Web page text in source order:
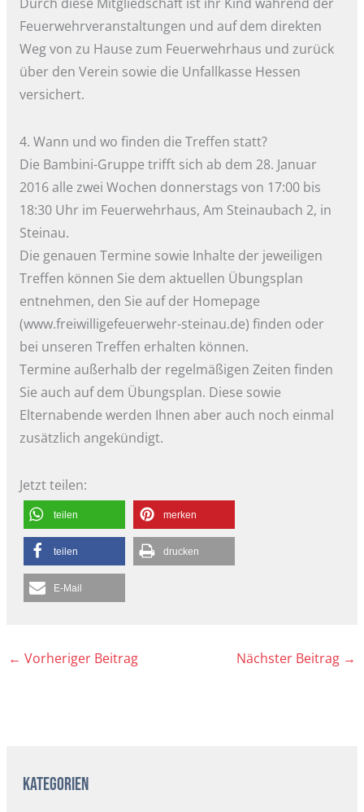
Feuerwehrveranstaltungen und auf dem direkten
Weg von zu Hause zum Feuerwehrhaus und zurück
über den Verein sowie die Unfallkasse Hessen
versichert.
4. Wann und wo finden die Treffen statt?
Die Bambini-Gruppe trifft sich ab dem 28. Januar
2016 alle zwei Wochen donnerstags von 17:00 bis
18:30 Uhr im Feuerwehrhaus, Am Steinaubach 2, in
Steinau.
Die genauen Termine sowie Inhalte der jeweiligen
Treffen können Sie dem aktuellen Übungsplan
entnehmen, den Sie auf der Homepage
(www.freiwilligefeuerwehr-steinau.de) finden oder
bei unseren Treffen erhalten können.
Termine außerhalb der regelmäßigen Zeiten finden
Sie auch auf dem Übungsplan. Diese sowie
Elternabende werden Ihnen aber auch noch einmal
zusätzlich angekündigt.
Jetzt teilen:
teilen merken
teilen drucken
E-Mail
← Vorheriger Beitrag Nächster Beitrag →
Kategorien
c